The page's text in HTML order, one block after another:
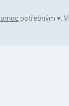
potřebným ♥️.